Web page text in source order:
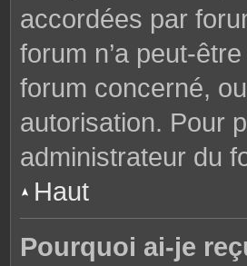
accordées par
forum n’a peut-
forum concerné,
autorisation. Pour
administrateur du
Haut
Pourquoi ai-je